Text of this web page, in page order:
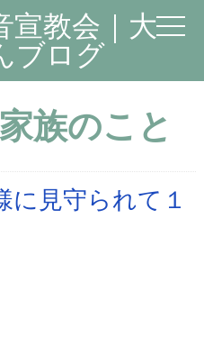
宣教会｜大
ブログ
家族のこと
に見守られて１